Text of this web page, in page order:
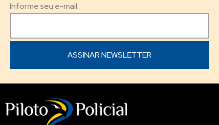
Informe seu e-mail